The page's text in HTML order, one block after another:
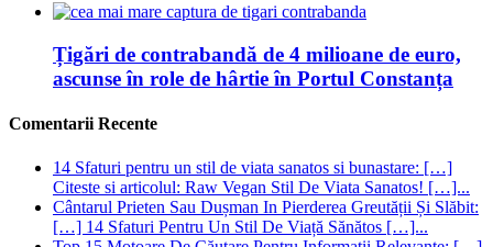
Țigări de contrabandă de 4 milioane de euro,
ascunse în role de hârtie în Portul Constanța
Comentarii Recente
14 Sfaturi pentru un stil de viata sanatos si bunastare: […]
Citeste si articolul: Raw Vegan Stil De Viata Sanatos! […]...
Cântarul Prieten Sau Dușman In Pierderea Greutății Și Slăbit:
[…] 14 Sfaturi Pentru Un Stil De Viață Sănătos […]...